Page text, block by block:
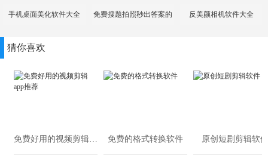
手机桌面美化软件大全 免费搜题拍照秒出答案的 反美颜相机软件大全
猜你喜欢
免费好用的视频剪辑app推荐 免费的格式转换软件 原创短剧剪辑软件